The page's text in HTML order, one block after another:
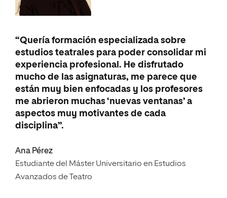
“Quería formación especializada sobre
estudios teatrales para poder consolidar mi
experiencia profesional. He disfrutado
mucho de las asignaturas, me parece que
están muy bien enfocadas y los profesores
me abrieron muchas ‘nuevas ventanas’ a
aspectos muy motivantes de cada
disciplina”.
Ana Pérez
Estudiante del Máster Universitario en Estudios
Avanzados de Teatro